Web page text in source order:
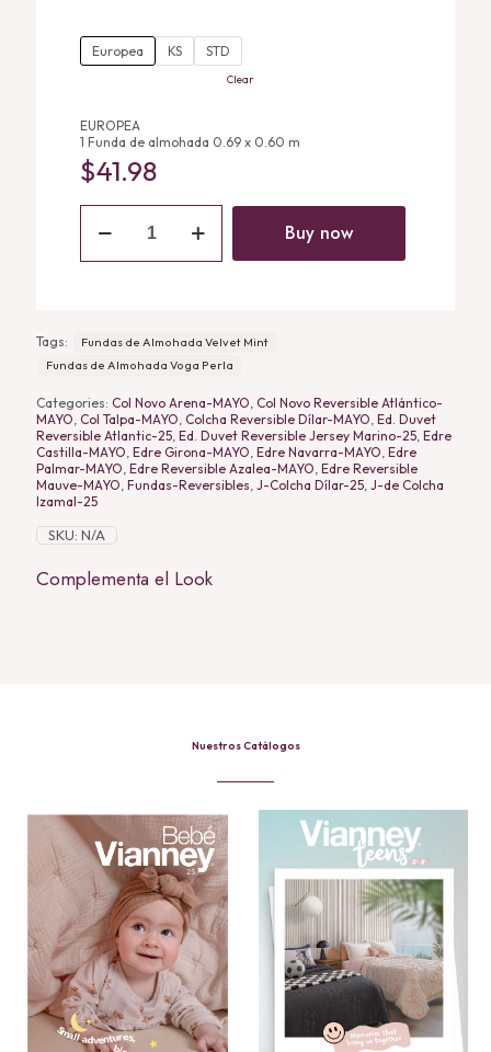
$41.98
Europea KS STD
Clear
EUROPEA
1 Funda de almohada 0.69 x 0.60 m
$41.98
Fundas
Voga
Buy now
Tags:
Fundas de Almohada Velvet Mint
Fundas de Almohada Voga Perla
Categories: Col Novo Arena-MAYO Col Novo Reversible Atlántico-
MAYO Col Talpa-MAYO Colcha Reversible Dílar-MAYO Ed. Duvet
Reversible Atlantic-25 Ed. Duvet Reversible Jersey Marino-25 Edre
Castilla-MAYO Edre Girona-MAYO Edre Navarra-MAYO Edre
Palmar-MAYO Edre Reversible Azalea-MAYO Edre Reversible
Mauve-MAYO Fundas-Reversibles J-Colcha Dílar-25 J-de Colcha
Izamal-25
SKU: N/A
Complementa el Look
Nuestros Catálogos